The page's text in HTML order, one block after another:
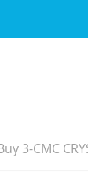
3-CMC